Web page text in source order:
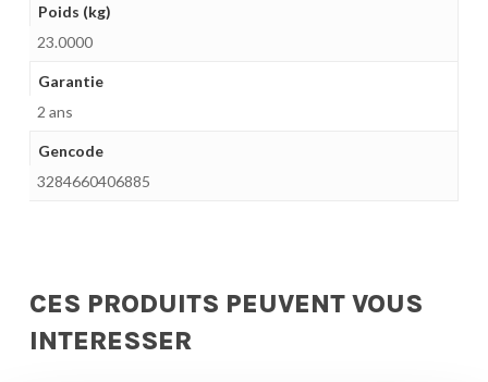
Poids (kg)
23.0000
Garantie
2 ans
Gencode
3284660406885
CES PRODUITS PEUVENT VOUS
INTERESSER